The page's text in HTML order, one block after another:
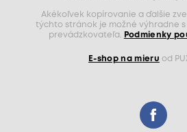
Akékoľvek kopírovanie a ďalšie
týchto stránok je možné výhradne s
prevádzkovateľa.
Podmienky
E-shop na mieru od